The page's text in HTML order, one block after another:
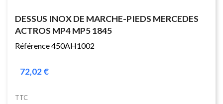
DESSUS INOX DE MARCHE-PIEDS MERCEDES
ACTROS MP4 MP5 1845
Référence 450AH1002
72,02 €
TTC